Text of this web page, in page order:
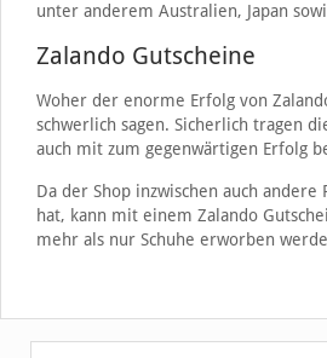
unter anderem Australien, Japan
Zalando Gutscheine
Woher der enorme Erfolg von
schwerlich sagen. Sicherlich tragen
auch mit zum gegenwärtigen Erfolg
Da der Shop inzwischen auch
hat, kann mit einem Zalando
mehr als nur Schuhe erworben